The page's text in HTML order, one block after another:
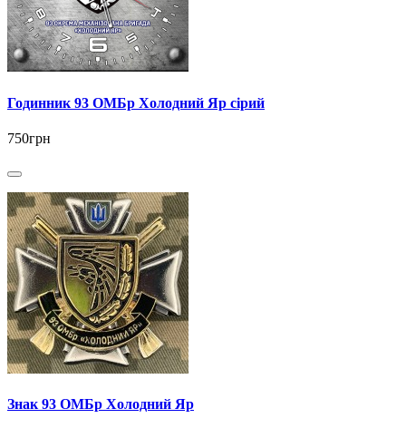
Годинник 93 ОМБр Холодний Яр сірий
750грн
Знак 93 ОМБр Холодний Яр